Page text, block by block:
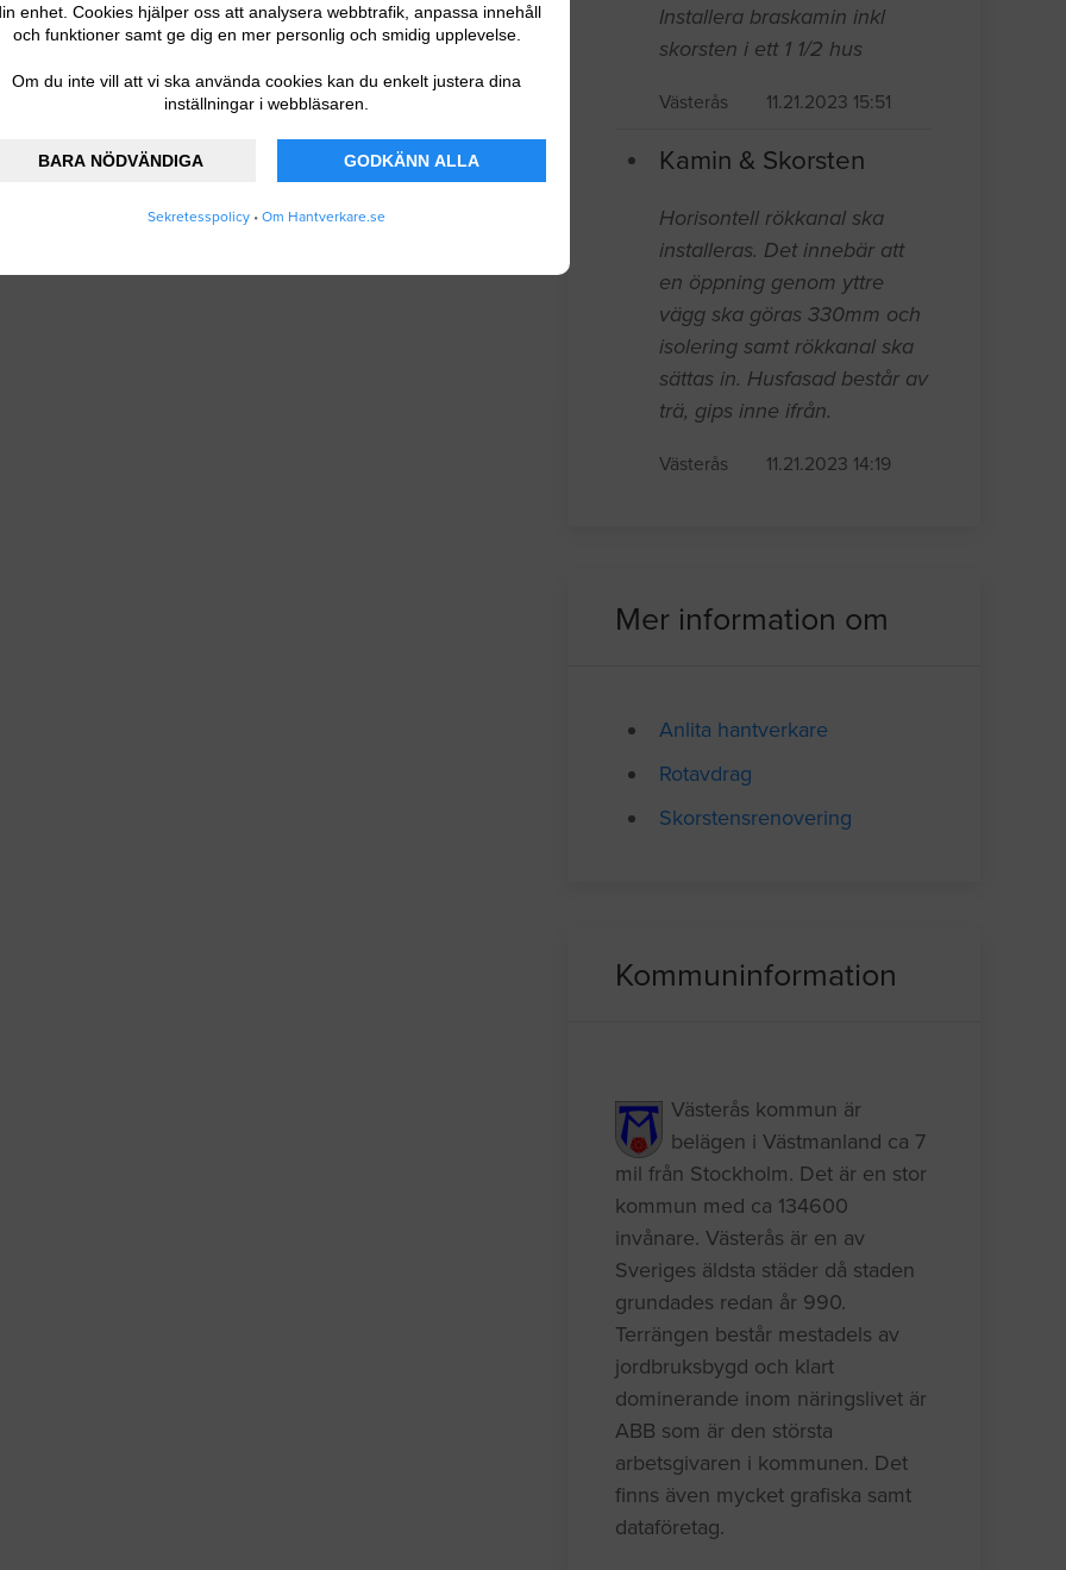
enhet. Cookies hjälper oss att analysera webbtrafik, anpassa innehåll
och funktioner samt ge dig en mer personlig och smidig upplevelse.
Om du inte vill att vi ska använda cookies kan du enkelt justera dina
inställningar i webbläsaren.
BARA NÖDVÄNDIGA GODKÄNN ALLA
Sekretesspolicy • Om Hantverkare.se
Installera braskamin inkl
skorsten i ett 1 1/2 hus
Västerås 11.21.2023 15:51
Kamin & Skorsten
Horisontell rökkanal ska
installeras. Det innebär att
en öppning genom yttre
vägg ska göras 330mm och
isolering samt rökkanal ska
sättas in. Husfasad består av
trä, gips inne ifrån.
Västerås 11.21.2023 14:19
Mer information om
Anlita hantverkare
Rotavdrag
Skorstensrenovering
Kommuninformation
Västerås kommun är
belägen i Västmanland ca 7
mil från Stockholm. Det är en stor
kommun med ca 134600
invånare. Västerås är en av
Sveriges äldsta städer då staden
grundades redan år 990.
Terrängen består mestadels av
jordbruksbygd och klart
dominerande inom näringslivet är
ABB som är den största
arbetsgivaren i kommunen. Det
finns även mycket grafiska samt
dataföretag.